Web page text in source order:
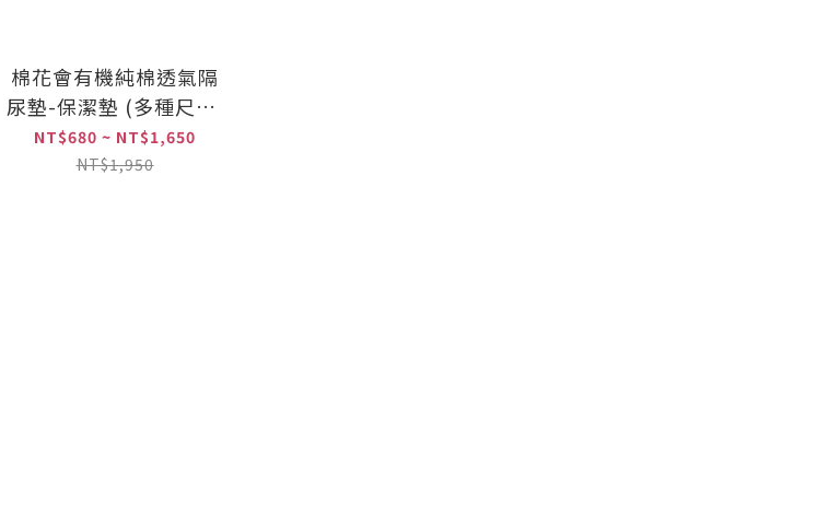
棉花會有機純棉透氣隔
尿墊-保潔墊 (多種尺寸,
款式)
NT$680 ~ NT$1,650
NT$1,950